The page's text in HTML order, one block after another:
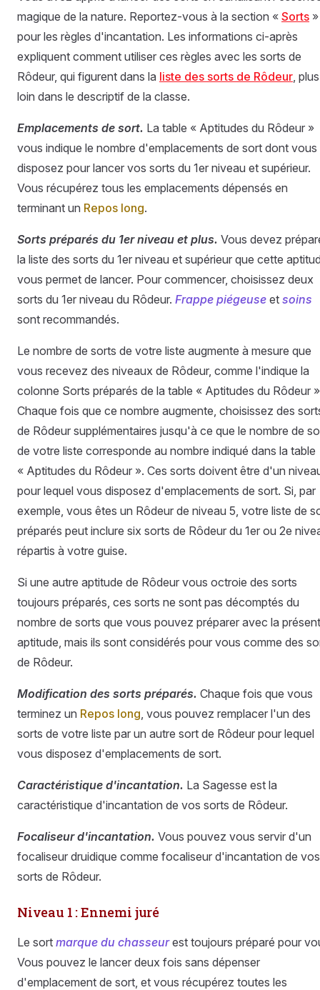
magique de la nature. Reportez-vous à la section « Sorts »
pour les règles d'incantation. Les informations ci-après
expliquent comment utiliser ces règles avec les sorts de
Rôdeur, qui figurent dans la liste des sorts de Rôdeur , plus
loin dans le descriptif de la classe.
Emplacements de sort. La table « Aptitudes du Rôdeur »
vous indique le nombre d'emplacements de sort dont vous
disposez pour lancer vos sorts du 1er niveau et supérieur.
Vous récupérez tous les emplacements dépensés en
terminant un Repos long.
Sorts préparés du 1er niveau et plus. Vous devez
la liste des sorts du 1er niveau et supérieur que cette
vous permet de lancer. Pour commencer, choisissez deux
sorts du 1er niveau du Rôdeur. Frappe piégeuse et soins
sont recommandés.
Le nombre de sorts de votre liste augmente à mesure que
vous recevez des niveaux de Rôdeur, comme l'indique la
colonne Sorts préparés de la table « Aptitudes du Rôdeur
Chaque fois que ce nombre augmente, choisissez des
de Rôdeur supplémentaires jusqu'à ce que le nombre de
de votre liste corresponde au nombre indiqué dans la table
« Aptitudes du Rôdeur ». Ces sorts doivent être d'un
pour lequel vous disposez d'emplacements de sort. Si, par
exemple, vous êtes un Rôdeur de niveau 5, votre liste de
préparés peut inclure six sorts de Rôdeur du 1er ou 2e
répartis à votre guise.
Si une autre aptitude de Rôdeur vous octroie des sorts
toujours préparés, ces sorts ne sont pas décomptés du
nombre de sorts que vous pouvez préparer avec la
aptitude, mais ils sont considérés pour vous comme des
de Rôdeur.
Modification des sorts préparés. Chaque fois que vous
terminez un Repos long , vous pouvez remplacer l'un des
sorts de votre liste par un autre sort de Rôdeur pour lequel
vous disposez d'emplacements de sort.
Caractéristique d'incantation. La Sagesse est la
caractéristique d'incantation de vos sorts de Rôdeur.
Focaliseur d'incantation. Vous pouvez vous servir d'un
focaliseur druidique comme focaliseur d'incantation de vos
sorts de Rôdeur.
Niveau 1 : Ennemi juré
Le sort marque du chasseurest toujours préparé pour
Vous pouvez le lancer deux fois sans dépenser
d'emplacement de sort, et vous récupérez toutes les